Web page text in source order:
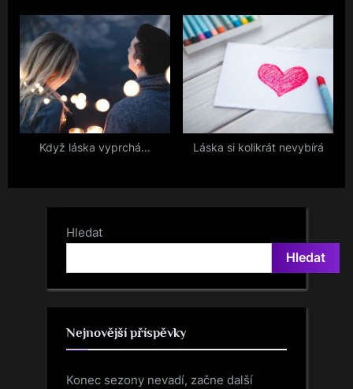
o
u
s
P
o
s
P
:
Když láska vyprchá… Láska si kolikrát nevybírá
Hledat
Hledat
Nejnovější příspěvky
Konec sezony nevadí, začne další